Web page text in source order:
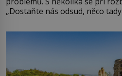
„Dostaňte nás odsud, něco tady